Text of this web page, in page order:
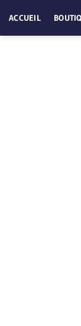
au
contenu
ACCUEIL